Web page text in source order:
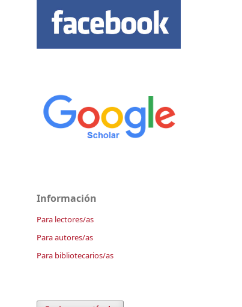
Información
Para lectores/as
Para autores/as
Para bibliotecarios/as